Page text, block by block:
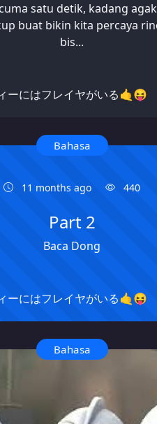
satu detik, kadang
buat bikin kita percaya
bis...
ーにはフレイヤがいる🤙😝
11 months ago 440
Bahasa
Part 2
Baca Dong
ーにはフレイヤがいる🤙😝
Bahasa